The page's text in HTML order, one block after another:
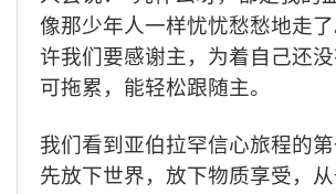
像那少年人一样忧忧愁愁地走
许我们要感谢主，为着自己还
可拖累，能轻松跟随主。
我们看到亚伯拉罕信心旅程的
先放下世界，放下物质享受，从